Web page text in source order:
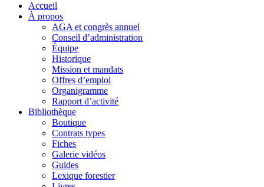
Accueil
À propos
AGA et congrès annuel
Conseil d’administration
Équipe
Historique
Mission et mandats
Offres d’emploi
Organigramme
Rapport d’activité
Bibliothèque
Boutique
Contrats types
Fiches
Galerie vidéos
Guides
Lexique forestier